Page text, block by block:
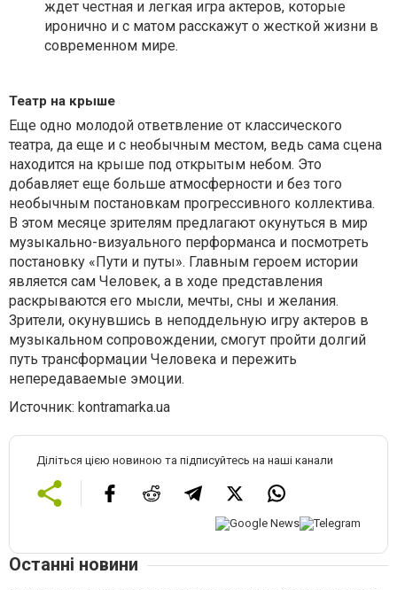
ждет честная и легкая игра актеров, которые
иронично и с матом расскажут о жесткой жизни в
современном мире.
Театр на крыше
Еще одно молодой ответвление от классического
театра, да еще и с необычным местом, ведь сама сцена
находится на крыше под открытым небом. Это
добавляет еще больше атмосферности и без того
необычным постановкам прогрессивного коллектива.
В этом месяце зрителям предлагают окунуться в мир
музыкально-визуального перформанса и посмотреть
постановку «Пути и путы». Главным героем истории
является сам Человек, а в ходе представления
раскрываются его мысли, мечты, сны и желания.
Зрители, окунувшись в неподдельную игру актеров в
музыкальном сопровождении, смогут пройти долгий
путь трансформации Человека и пережить
непередаваемые эмоции.
Источник: kontramarka.ua
Діліться цією новиною та підписуйтесь на наші канали
Останні новини